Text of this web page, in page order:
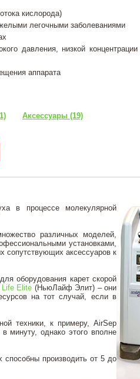
кислорода)
легочными заболеваниями
давления, низкой
аппарата
Аксессуары (19)
в процессе молекулярной
различных моделей,
установками,
сопутствующих аксессуаров к
оборудования карет скорой
Life Elite (НьюЛайф Элит) – они
на тот случай, если в
техники, к примеру, AirSep
в минуту, однако этого вполне
способны производить от 5 до